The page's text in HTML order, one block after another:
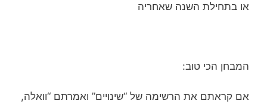
או בתחילת השנה שאחריה
המבחן הכי טוב:
אם קראתם את הרשימה של “שינויים” ואמרתם “וואלה,